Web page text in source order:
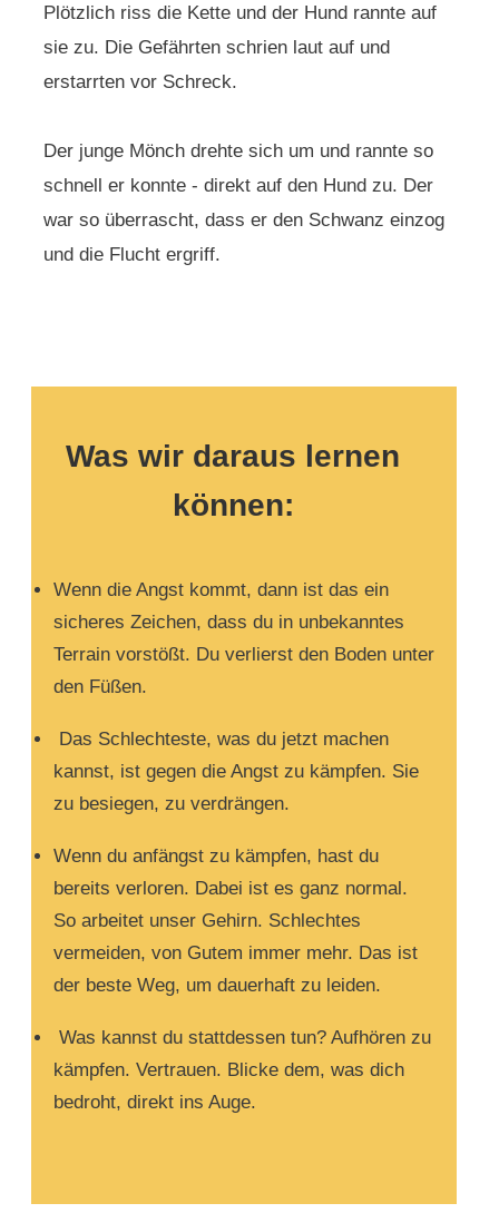
Plötzlich riss die Kette und der Hund rannte auf
sie zu. Die Gefährten schrien laut auf und
erstarrten vor Schreck.
Der junge Mönch drehte sich um und rannte so
schnell er konnte - direkt auf den Hund zu. Der
war so überrascht, dass er den Schwanz einzog
und die Flucht ergriff.
Was wir daraus lernen
können:
Wenn die Angst kommt, dann ist das ein
sicheres Zeichen, dass du in unbekanntes
Terrain vorstößt. Du verlierst den Boden unter
den Füßen.
Das Schlechteste, was du jetzt machen
kannst, ist gegen die Angst zu kämpfen. Sie
zu besiegen, zu verdrängen.
Wenn du anfängst zu kämpfen, hast du
bereits verloren. Dabei ist es ganz normal.
So arbeitet unser Gehirn. Schlechtes
vermeiden, von Gutem immer mehr. Das ist
der beste Weg, um dauerhaft zu leiden.
Was kannst du stattdessen tun? Aufhören zu
kämpfen. Vertrauen. Blicke dem, was dich
bedroht, direkt ins Auge.